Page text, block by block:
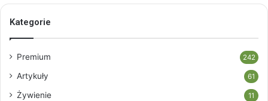
Kategorie
Premium 242
Artykuły 61
Żywienie 11